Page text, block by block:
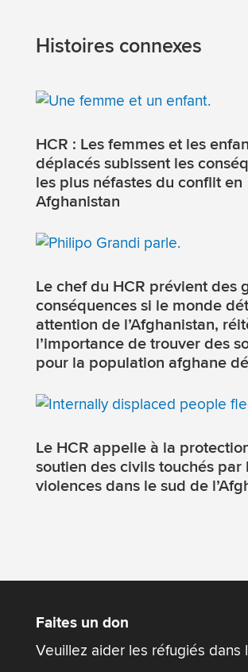
Histoires connexes
HCR : Les femmes et les
déplacés subissent les
les plus néfastes du conflit en
Afghanistan
Le chef du HCR prévient des
conséquences si le monde
attention de l’Afghanistan,
l’importance de trouver des
pour la population afghane
Le HCR appelle à la
soutien des civils touchés par
violences dans le sud de
Faites un don
Veuillez aider les réfugiés dans